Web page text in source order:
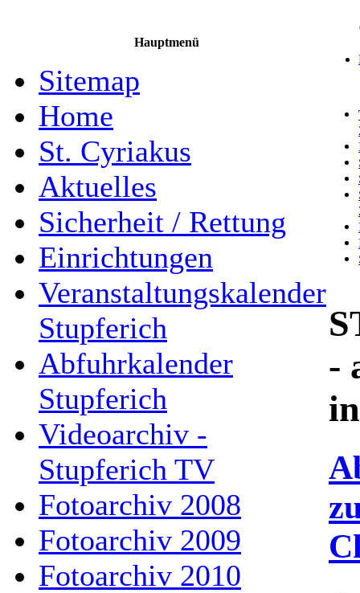
Hauptmenü
Sitemap
Home
St. Cyriakus
Aktuelles
Sicherheit / Rettung
Einrichtungen
Veranstaltungskalender
Stupferich
Abfuhrkalender
Stupferich
Videoarchiv -
Stupferich TV
Fotoarchiv 2008
Fotoarchiv 2009
Fotoarchiv 2010
-